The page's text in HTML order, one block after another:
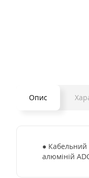
Опис
● Кабельний
алюміній